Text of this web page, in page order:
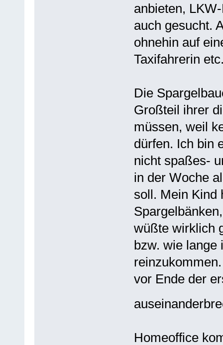
anbieten,
auch gesucht.
ohnehin auf
Taxifahrerin
Die
Großteil ihrer
müssen, weil
dürfen. Ich bin
nicht spaßes-
in der Woche
soll. Mein Kind
wüßte wirklich
bzw. wie lange
vor Ende der
Homeoffice